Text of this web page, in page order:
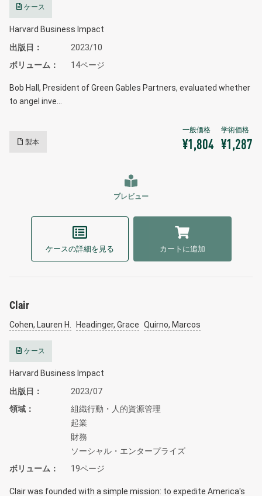
ケース
Harvard Business Impact
出版日
2023/10
ボリューム
14ページ
Bob Hall, President of Green Gables Partners, evaluated whether
to angel inve…
製本 ¥1,804 ¥1,287
プレビュー
ケースの詳細を見る カートに追加
Clair
Cohen, Lauren H. Headinger, Grace Quirno, Marcos
ケース
Harvard Business Impact
出版日
2023/07
領域
組織行動・人的資源管理
起業
財務
ソーシャル・エンタープライズ
ボリューム
19ページ
Clair was founded with a simple mission: to expedite America's